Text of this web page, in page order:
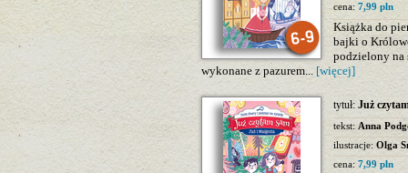
cena:7,99 pln
Książka do
bajki o
podzielony na
wykonane z pazurem... [więcej]
tytuł: Już
tekst: Anna
ilustracje: Olga
cena: 7,99 pln